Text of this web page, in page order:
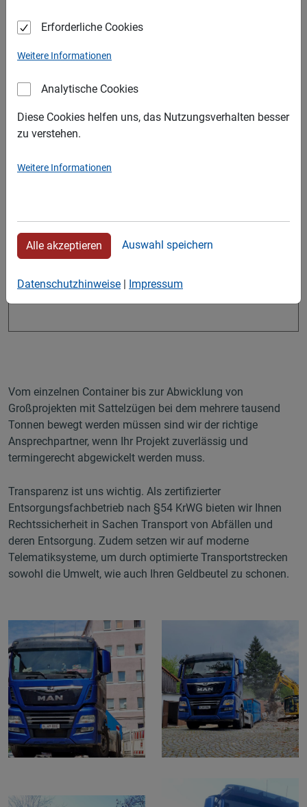
Kehrfahrzeug Bucher Citycat 2020
zulässiges Gesamtgewicht: 4.5 Tonnen
Vom einzelnen Container bis zur Abwicklung von
Großprojekten mit Sattelzügen bei dem mehrere tausend
Tonnen bewegt werden müssen sind wir der richtige
Ansprechpartner, wenn Ihr Projekt zuverlässig und
termingerecht abgewickelt werden muss.
Transparenz ist uns wichtig. Als zertifizierter
Entsorgungsfachbetrieb nach §54 KrWG bieten wir Ihnen
Rechtssicherheit in Sachen Transport von Abfällen und
deren Entsorgung. Zudem setzen wir auf moderne
Telematiksysteme, um durch optimierte Transportstrecken
sowohl die Umwelt, wie auch Ihren Geldbeutel zu schonen.
Erforderliche Cookies
Weitere Informationen
Analytische Cookies
Diese Cookies helfen uns, das Nutzungsverhalten besser
zu verstehen.
Weitere Informationen
Alle akzeptieren Auswahl speichern
Datenschutzhinweise | Impressum